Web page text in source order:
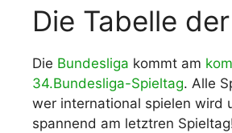
Die Tabelle
Die Bundesliga kommt am
34.Bundesliga-Spieltag. Alle
wer international spielen wird
spannend am letztren